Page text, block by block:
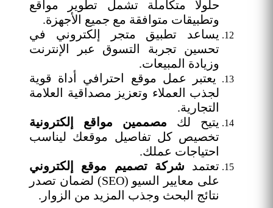
حلولًا متكاملة تشمل تطوير مواقع
وتطبيقات متوافقة مع جميع الأجهزة.
يساعد تطبيق متجر إلكتروني في
تحسين تجربة التسوق عبر الإنترنت
وزيادة المبيعات.
يعتبر عمل موقع احترافي أداة قوية
لجذب العملاء وتعزيز مصداقية العلامة
التجارية.
يتيح لك مصممين مواقع إلكترونية
تخصيص كل تفاصيل موقعك ليناسب
احتياجات عملك.
تعتمد شركة تصميم موقع إلكتروني
على معايير السيو (SEO) لضمان تصدر
نتائج البحث وجذب المزيد من الزوار.